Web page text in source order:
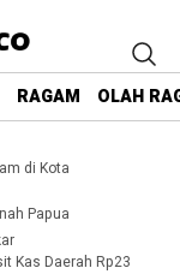
RAGAM OLAH
di Kota
Papua
Kas Daerah Rp23